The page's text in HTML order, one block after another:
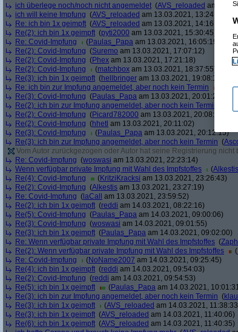
ich überlege noch/noch nicht angemeldet (AVS_reloaded am
ich will keine Impfung (AVS_reloaded am 13.03.2021, 13:24:12)
Re: ich bin 1x geimpft (AVS_reloaded am 13.03.2021, 14:16:51)
Re(2): ich bin 1x geimpft (pyti2000 am 13.03.2021, 15:30:45)
Re: Covid-Impfung
(Paulas_Papa am 13.03.2021, 16:05:19)
Re(2): Covid-Impfung (Suremo am 13.03.2021, 17:07:12)
Re(2): Covid-Impfung (Phex am 13.03.2021, 17:21:18)
Re(2): Covid-Impfung
(matchbox am 13.03.2021, 18:37:55)
Re(3): ich bin 1x geimpft (hellbringer am 13.03.2021, 19:08:15)
Re: ich bin zur Impfung angemeldet, aber noch kein Termin
Re(3): Covid-Impfung (Paulas_Papa am 13.03.2021, 20:01:29)
Re(2): ich bin zur Impfung angemeldet, aber noch kein Termin
Re(2): Covid-Impfung (Picard782000 am 13.03.2021, 20:08:50)
Re(2): Covid-Impfung (hhetl am 13.03.2021, 20:11:02)
Re(3): Covid-Impfung
(Paulas_Papa am 13.03.2021, 20:12:15)
Re(3): ich bin zur Impfung angemeldet, aber noch kein Termin (
Vom Autor zurückgezogen oder Autor hat seine Registrierung nicht
Re: Covid-Impfung (woswasi am 13.03.2021, 22:23:14)
Wenn verfügbar private Impfung mit Wahl des Impfstoffes
(Alkestis
Re(4): Covid-Impfung
(KritziKracksi am 13.03.2021, 23:26:43)
Re(2): Covid-Impfung (Alkestis am 13.03.2021, 23:27:19)
Re: Covid-Impfung ( laCall
am 13.03.2021, 23:59:52)
Re(2): ich bin 1x geimpft (reddi am 14.03.2021, 08:22:16)
Re(5): Covid-Impfung (Paulas_Papa am 14.03.2021, 09:00:06)
Re(3): Covid-Impfung (woswasi am 14.03.2021, 09:01:55)
Re(3): ich bin 1x geimpft (Paulas_Papa am 14.03.2021, 09:02:00)
Re: Wenn verfügbar private Impfung mit Wahl des Impfstoffes (
Re(2): Wenn verfügbar private Impfung mit Wahl des Impfstoffes
(
Re: Covid-Impfung
(NoName2007 am 14.03.2021, 09:25:45)
Re(4): ich bin 1x geimpft (reddi am 14.03.2021, 09:54:03)
Re(2): Covid-Impfung (reddi am 14.03.2021, 09:54:53)
Re(5): ich bin 1x geimpft
(Paulas_Papa am 14.03.2021,
Re(3): ich bin zur Impfung angemeldet, aber noch kein Termin (
Re(3): ich bin 1x geimpft
(AVS_reloaded am 14.03.2021,
Re(3): ich bin 1x geimpft (AVS_reloaded am 14.03.2021, 11:40:06)
Re(6): ich bin 1x geimpft (AVS_reloaded am 14.03.2021, 11:40:35)